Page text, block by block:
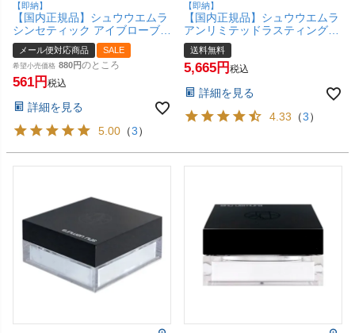
【即納】
【国内正規品】シュウウエムラ
シンセティック アイブローブラ
シ 【アイブローブラシ】【メー
ル便対応商品】【SBT】
Synthetic Eyebrow Brush shu
uemura (6008396)
メール便対応商品 SALE
希望小売価格 880 のところ
561 税込
詳細を見る
5.00 （3）
【即納】
【国内正規品】シュウウエムラ
アンリミテッドラスティングフ
ルイド764 35ml SPF25 PA+++
shu uemura【宅配便送料無
料】 (6029374)
送料無料
5,665 税込
詳細を見る
4.33 （3）